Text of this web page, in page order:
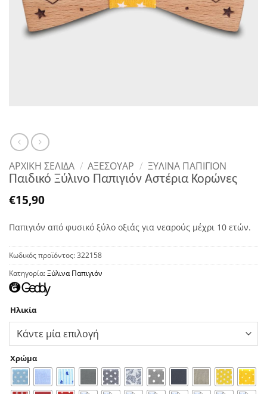
ΑΡΧΙΚΉ ΣΕΛΊΔΑ / ΑΞΕΣΟΥΑΡ / ΞΎΛΙΝΑ ΠΑΠΙΓΙΌΝ
Παιδικό Ξύλινο Παπιγιόν Αστέρια Κορώνες
€15,90
Παπιγιόν από φυσικό ξύλο οξιάς για νεαρούς μέχρι 10 ετών.
Κωδικός προϊόντος:322158
Κατηγορία:Ξύλινα Παπιγιόν
Ηλικία
Χρώμα